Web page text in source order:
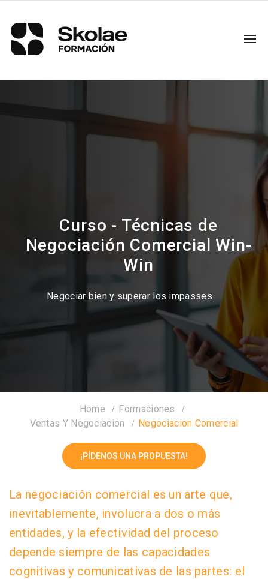
Curso - Técnicas de
Negociación Comercial Win-
Win
Negociar bien y superar los impasses
Home
Formaciones
Ventas Y Negociacion
Negociacion Comercial
¡PÍDENOS UNA PROPUESTA!
La negociación comercial es un arte que,
inevitablemente, involucra a dos o más
entidades, y la efectividad del proceso
depende siempre de las capacidades
cognitivas y comunicativas de las partes: el